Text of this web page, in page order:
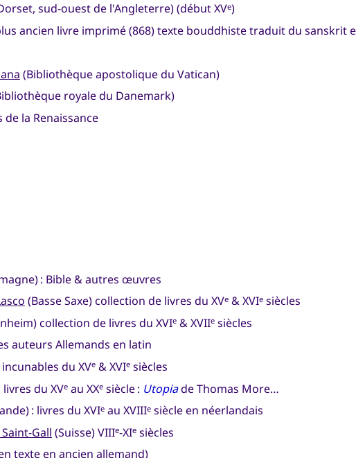
sud-ouest de l'Angleterre) (début XVe)
ancien livre imprimé (868) texte bouddhiste traduit du sanskrit
(Bibliothèque apostolique du Vatican)
royale du Danemark)
de la Renaissance
: Bible & autres œuvres
(Basse Saxe) collection de livres du XVe& XVIesiècles
collection de livres du XVIe& XVIIesiècles
auteurs Allemands en latin
du XVe& XVIesiècles
livres du XVeau XXesiècle : Utopiade Thomas More…
: livres du XVIeau XVIIIesiècle en néerlandais
Gall (Suisse) VIIIe-XIesiècles
texte en ancien allemand)